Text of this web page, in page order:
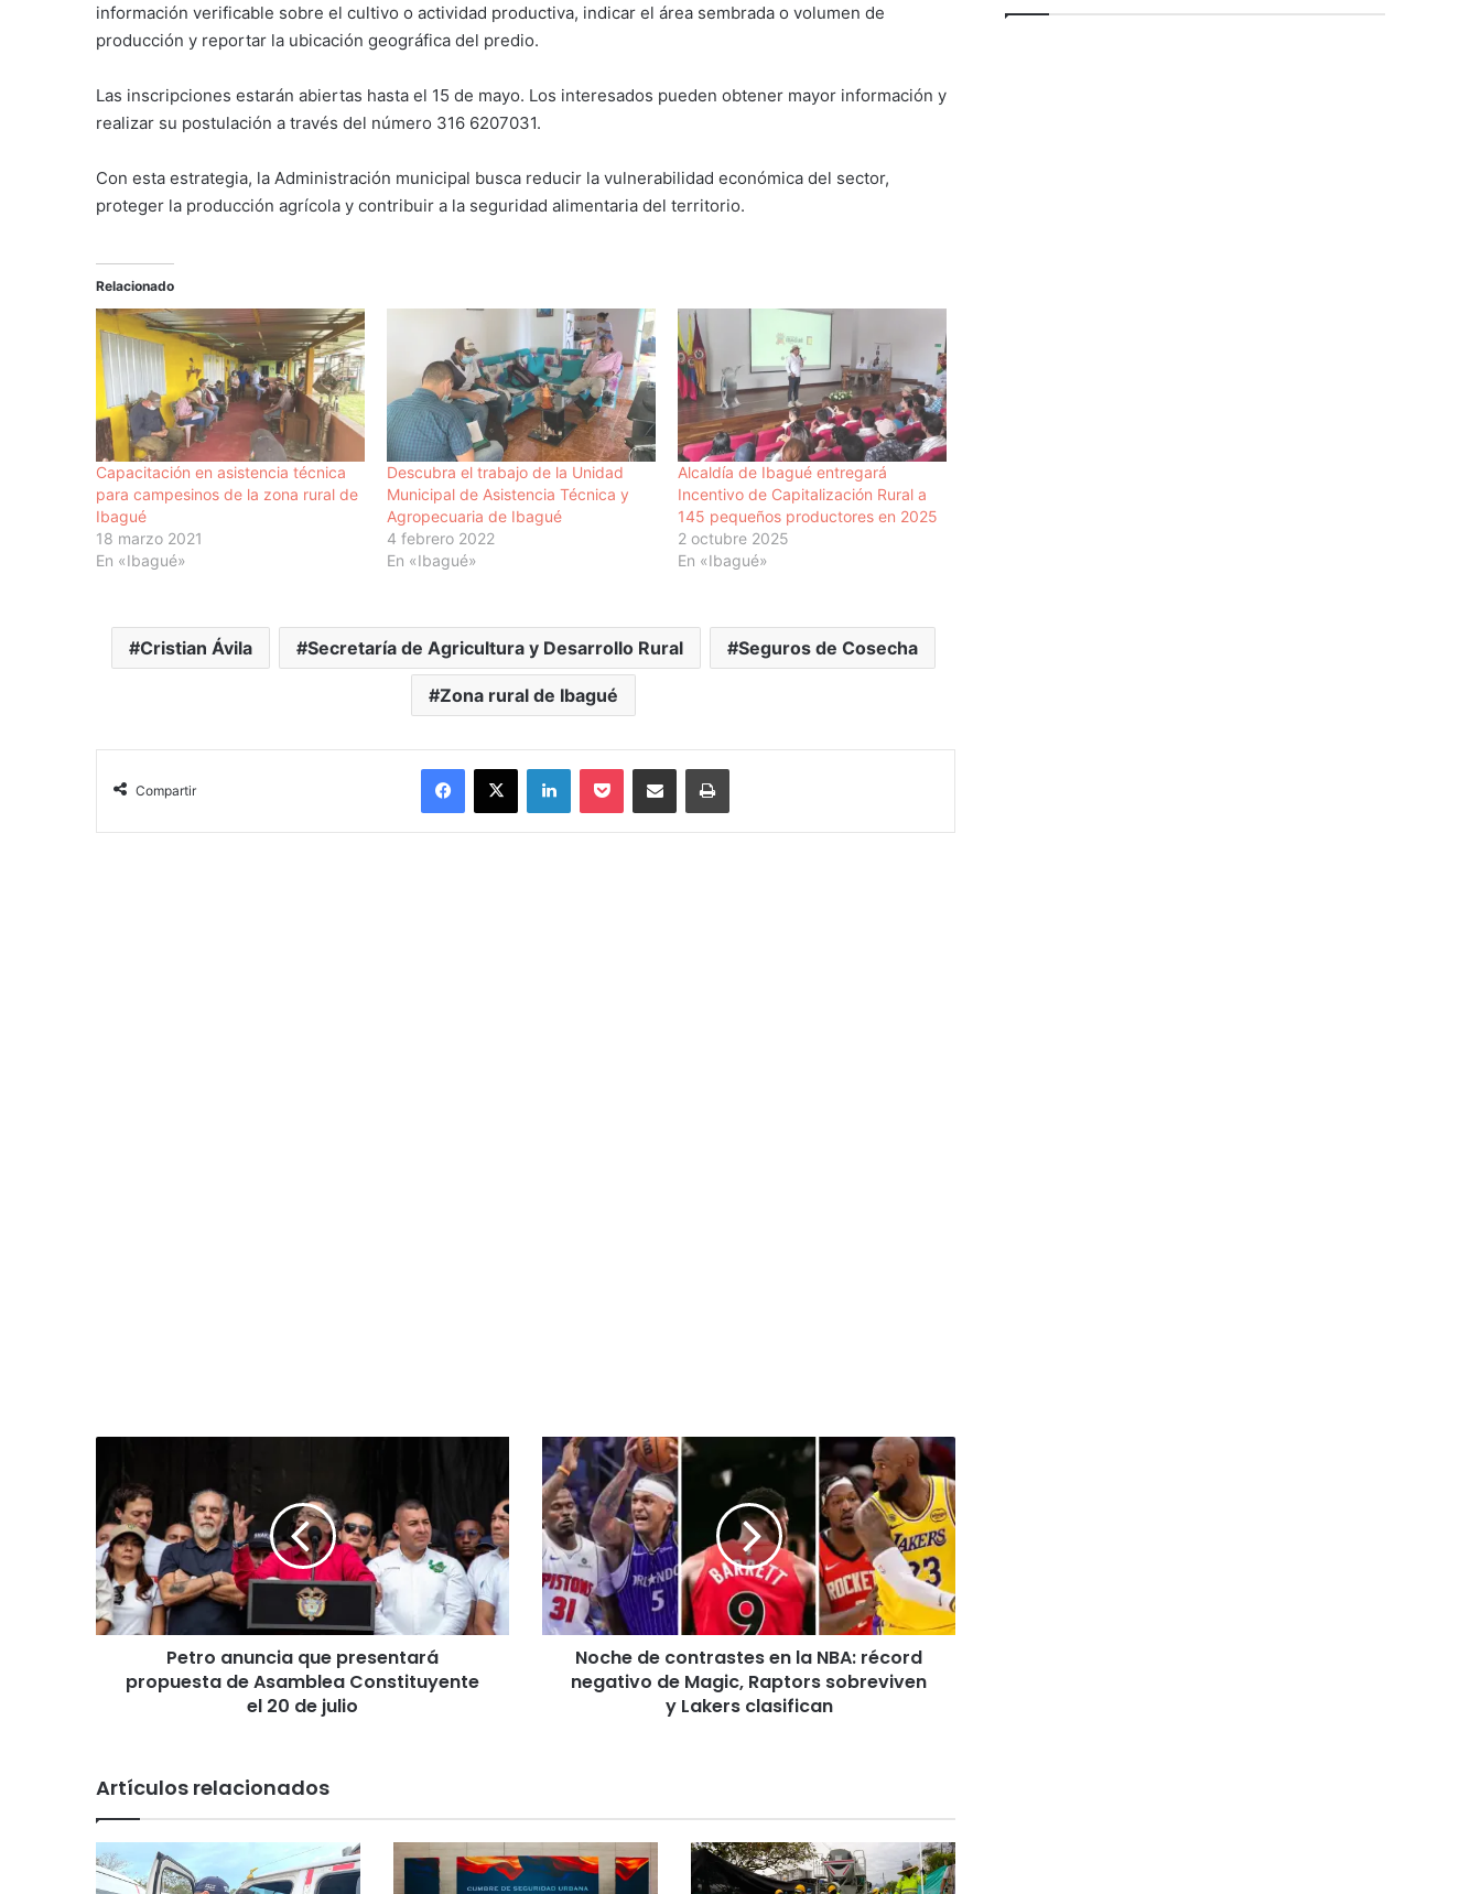
información verificable sobre el cultivo o actividad productiva, indicar el área sembrada o volumen de
producción y reportar la ubicación geográfica del predio.
Las inscripciones estarán abiertas hasta el 15 de mayo. Los interesados pueden obtener mayor información y
realizar su postulación a través del número 316 6207031.
Con esta estrategia, la Administración municipal busca reducir la vulnerabilidad económica del sector,
proteger la producción agrícola y contribuir a la seguridad alimentaria del territorio.
Relacionado
Capacitación en asistencia técnica
para campesinos de la zona rural de
Ibagué
18 marzo 2021
En «Ibagué»
Descubra el trabajo de la Unidad
Municipal de Asistencia Técnica y
Agropecuaria de Ibagué
4 febrero 2022
En «Ibagué»
Alcaldía de Ibagué entregará
Incentivo de Capitalización Rural a
145 pequeños productores en 2025
2 octubre 2025
En «Ibagué»
Cristian Ávila Secretaría de Agricultura y Desarrollo Rural Seguros de Cosecha
Zona rural de Ibagué
Compartir
o
a
n
u
n
p
r
e
s
e
Petro anuncia que presentará
propuesta de Asamblea Constituyente
el 20 de julio
N
c
h
e
d
e
c
o
s
e
n
l
Noche de contrastes en la NBA: récord
negativo de Magic, Raptors sobreviven
y Lakers clasifican
Artículos relacionados